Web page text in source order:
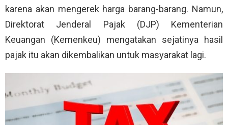
karena akan mengerek harga barang-barang. Namun,
Direktorat Jenderal Pajak (DJP) Kementerian
Keuangan (Kemenkeu) mengatakan sejatinya hasil
pajak itu akan dikembalikan untuk masyarakat lagi.